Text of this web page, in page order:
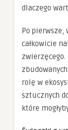
dlaczego
Po pierwsze,
całkowicie
rolę w
sztucznych
które